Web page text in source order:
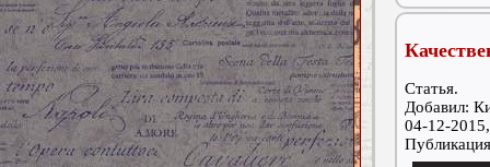
Статья.
Добавил:
04-12-